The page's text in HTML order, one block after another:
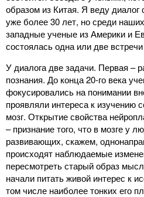
образом из Китая. Я веду
уже более 30 лет, но среди
западные ученые из Америки и
состоялась одна или две
У диалога две задачи. Первая –
познания. До конца 20-го века
фокусировались на понимании
проявляли интереса к изучению
мозг. Открытие свойства
– признание того, что в мозге у
развивающих, скажем,
происходят наблюдаемые
пересмотреть старый образ
начали питать живой интерес к
том числе наиболее тонких его